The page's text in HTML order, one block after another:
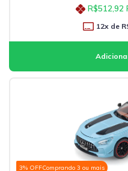
R$512,92
12x de
3% OFFComprando 3 ou mais